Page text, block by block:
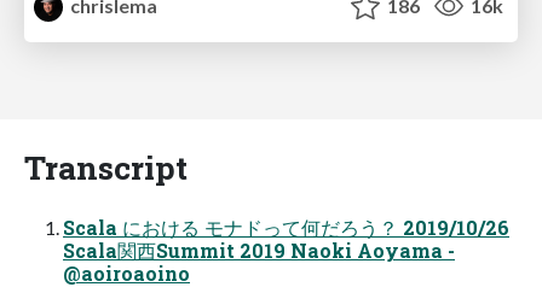
chrislema
186 16k
Transcript
Scala における モナドって何だろう？ 2019/10/26
Scala関西Summit 2019 Naoki Aoyama -
@aoiroaoino